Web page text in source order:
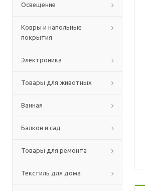
Освещение
Ковры и напольные
покрытия
Электроника
Товары для животных
Ванная
Балкон и сад
Товары для ремонта
Текстиль для дома